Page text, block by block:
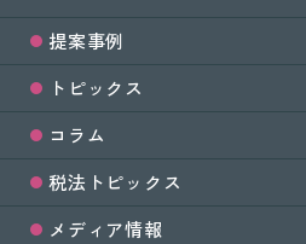
提案事例
トピックス
コラム
税法トピックス
メディア情報